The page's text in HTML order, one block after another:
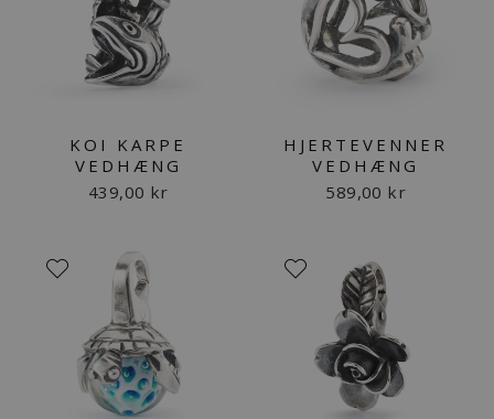
KOI KARPE
VEDHÆNG
439,00 kr
HJERTEVENNER
VEDHÆNG
589,00 kr